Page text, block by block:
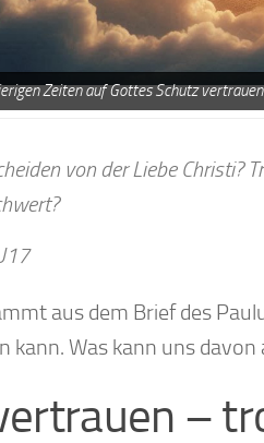
Zeiten auf Gottes Schutz
von der Liebe Christi?
aus dem Brief des
kann. Was kann uns
–